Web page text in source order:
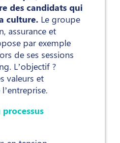
des candidats qui
culture. Le groupe
assurance et
par exemple
de ses sessions
L’objectif ?
valeurs et